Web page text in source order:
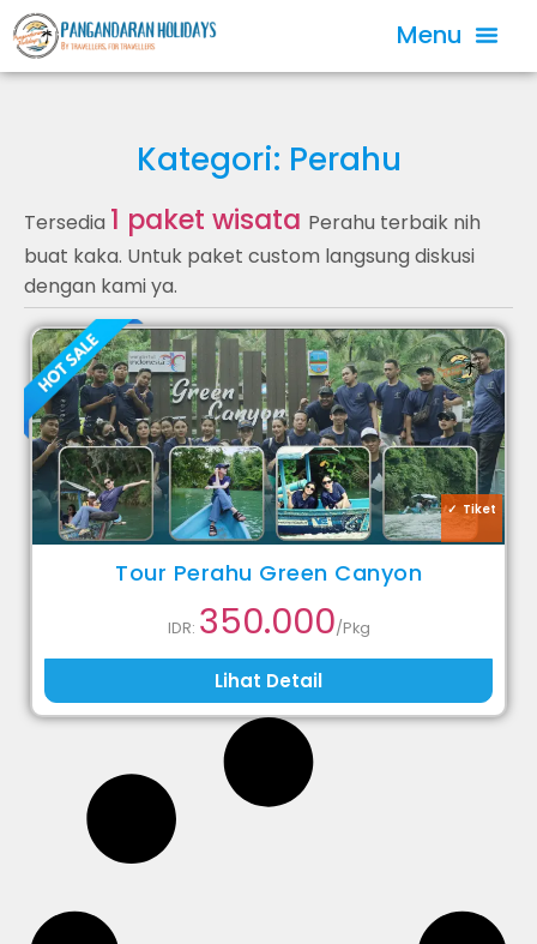
Kategori: Perahu
Tersedia 1 paket wisata Perahu terbaik nih
buat kaka. Untuk paket custom langsung diskusi
dengan kami ya.
Tiket
Tour Perahu Green Canyon
IDR: 350.000/Pkg
Lihat Detail